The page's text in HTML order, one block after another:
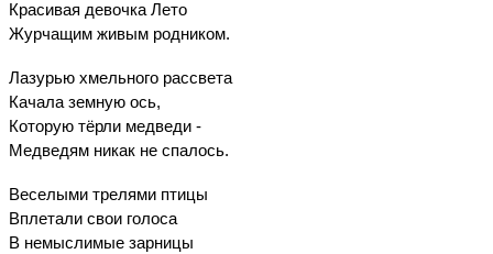
Красивая девочка Лето
Журчащим живым родником.
Лазурью хмельного рассвета
Качала земную ось,
Которую тёрли медведи -
Медведям никак не спалось.
Веселыми трелями птицы
Вплетали свои голоса
В немыслимые зарницы